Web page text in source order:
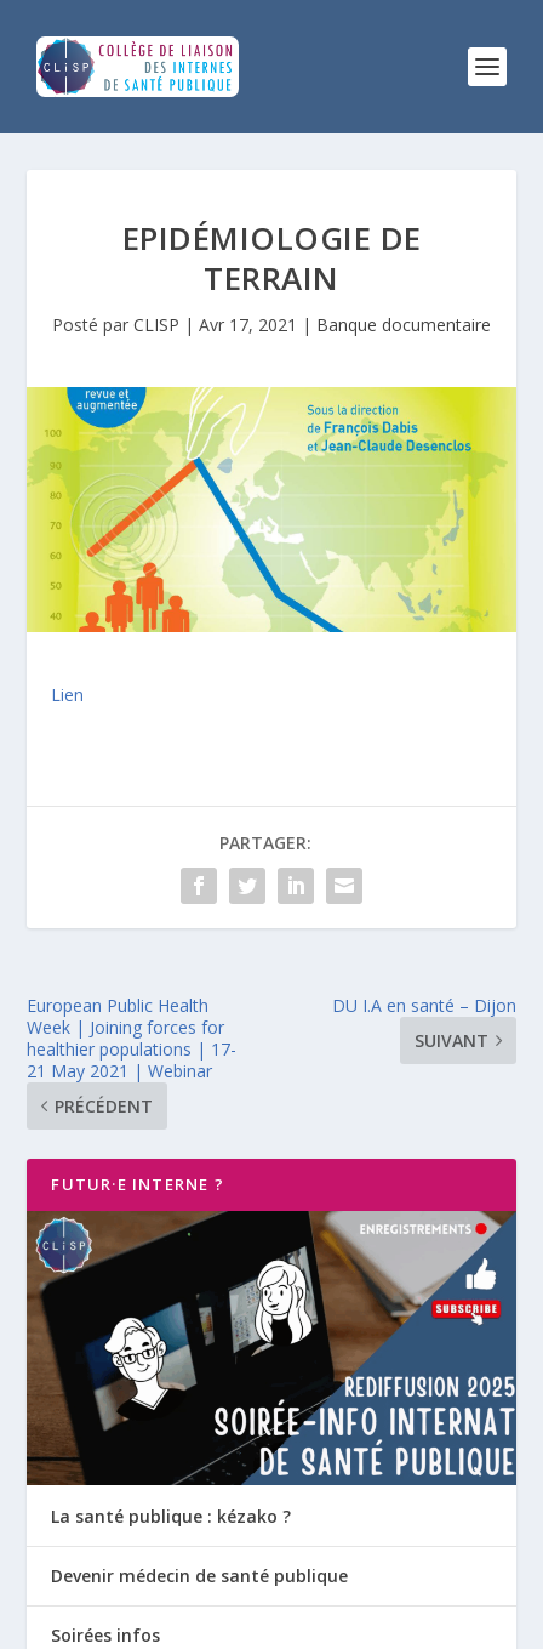
EPIDÉMIOLOGIE DE
TERRAIN
Posté par CLISP | Avr 17, 2021 | Banque documentaire
Lien
PARTAGER:
European Public Health
Week | Joining forces for
healthier populations | 17-
21 May 2021 | Webinar
PRÉCÉDENT
DU I.A en santé – Dijon
SUIVANT
FUTUR·E INTERNE ?
La santé publique : kézako ?
Devenir médecin de santé publique
Soirées infos